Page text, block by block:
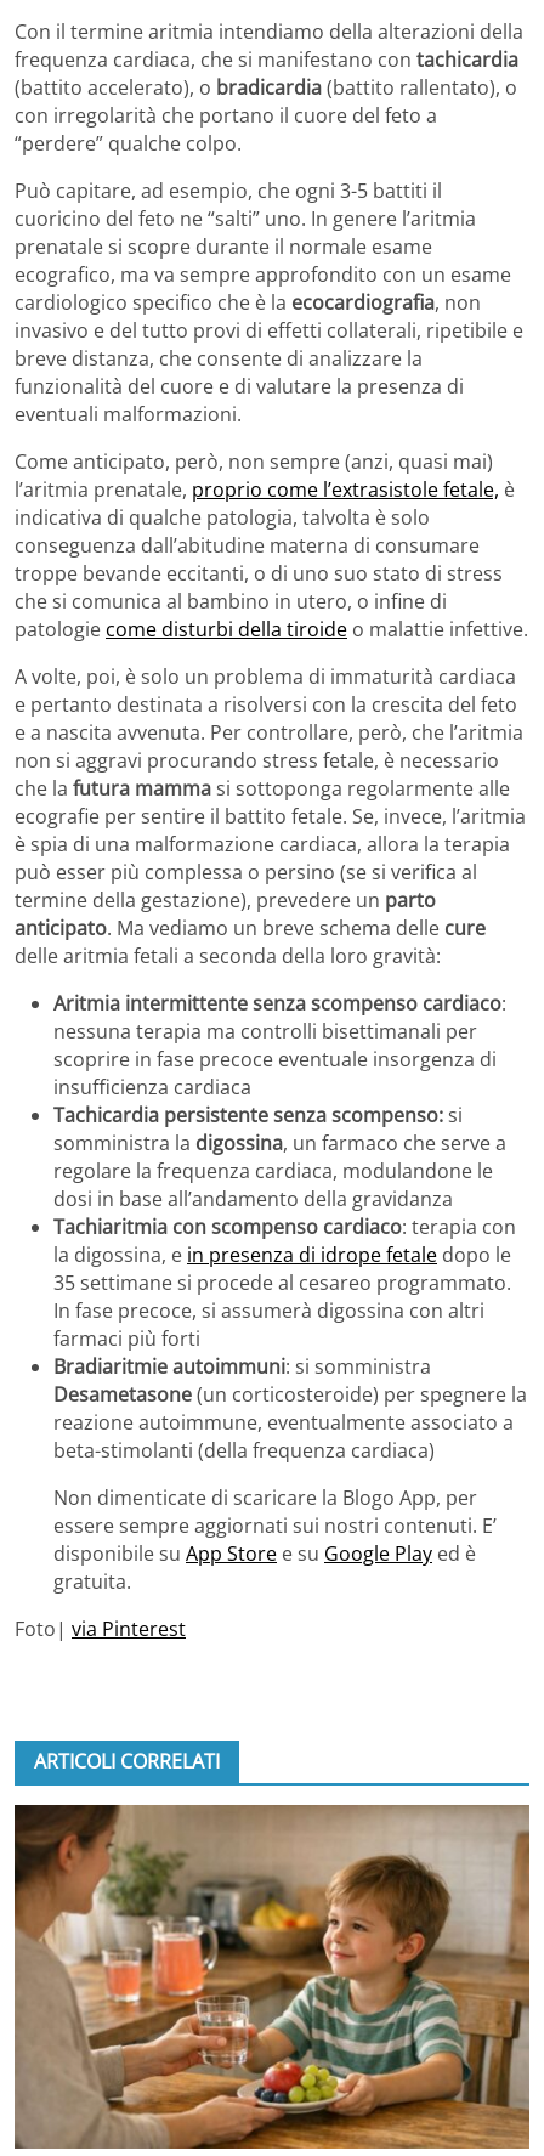
Con il termine aritmia intendiamo della alterazioni della
frequenza cardiaca, che si manifestano con tachicardia
(battito accelerato), o bradicardia(battito rallentato), o
con irregolarità che portano il cuore del feto a
“perdere” qualche colpo.
Può capitare, ad esempio, che ogni 3-5 battiti il
cuoricino del feto ne “salti” uno. In genere l’aritmia
prenatale si scopre durante il normale esame
ecografico, ma va sempre approfondito con un esame
cardiologico specifico che è la ecocardiografia, non
invasivo e del tutto provi di effetti collaterali, ripetibile e
breve distanza, che consente di analizzare la
funzionalità del cuore e di valutare la presenza di
eventuali malformazioni.
Come anticipato, però, non sempre (anzi, quasi mai)
l’aritmia prenatale, proprio come l’extrasistole fetale, è
indicativa di qualche patologia, talvolta è solo
conseguenza dall’abitudine materna di consumare
troppe bevande eccitanti, o di uno suo stato di stress
che si comunica al bambino in utero, o infine di
patologie come disturbi della tiroide o malattie infettive.
A volte, poi, è solo un problema di immaturità cardiaca
e pertanto destinata a risolversi con la crescita del feto
e a nascita avvenuta. Per controllare, però, che l’aritmia
non si aggravi procurando stress fetale, è necessario
che la futura mammasi sottoponga regolarmente alle
ecografie per sentire il battito fetale. Se, invece, l’aritmia
è spia di una malformazione cardiaca, allora la terapia
può esser più complessa o persino (se si verifica al
termine della gestazione), prevedere un parto
anticipato. Ma vediamo un breve schema delle cure
delle aritmia fetali a seconda della loro gravità:
Aritmia intermittente senza scompenso cardiaco:
nessuna terapia ma controlli bisettimanali per
scoprire in fase precoce eventuale insorgenza di
insufficienza cardiaca
Tachicardia persistente senza scompenso:si
somministra la digossina, un farmaco che serve a
regolare la frequenza cardiaca, modulandone le
dosi in base all’andamento della gravidanza
Tachiaritmia con scompenso cardiaco: terapia con
la digossina, e in presenza di idrope fetale dopo le
35 settimane si procede al cesareo programmato.
In fase precoce, si assumerà digossina con altri
farmaci più forti
Bradiaritmie autoimmuni: si somministra
Desametasone(un corticosteroide) per spegnere la
reazione autoimmune, eventualmente associato a
beta-stimolanti (della frequenza cardiaca)
Non dimenticate di scaricare la Blogo App, per
essere sempre aggiornati sui nostri contenuti. E’
disponibile su App Store e su Google Play ed è
gratuita.
Foto| via Pinterest
ARTICOLI CORRELATI